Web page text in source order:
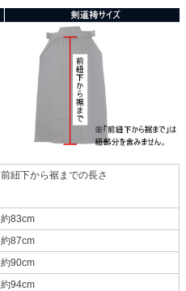
前紐下から裾までの長さ
約83cm
約87cm
約90cm
約94cm